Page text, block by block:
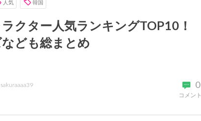
人気 韓国
クター人気ランキングTOP10！
ども総まとめ
0
コメント
sakuraaaa39